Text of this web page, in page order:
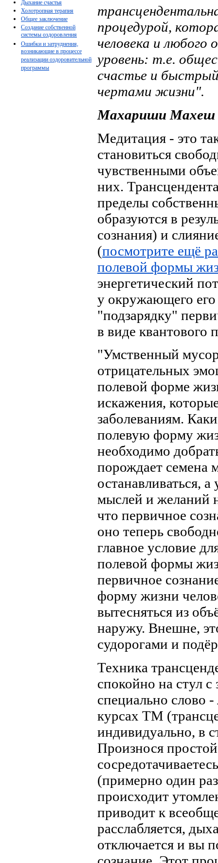
процедурой,
человека и
уровень: т.е.
счастье и
чертами жизни".
Махариши Махеш
Медитация - это
становиться
чувственными
них.
пределы
образуются в
сознания) и
(посмотрите ещё
полевой формы
энергетический
у окружающего его
"подзарядку"
в виде квантового
"Умственный
отрицательных
полевой форме
искажения,
заболеваниям.
полевую форму
необходимо
порождает семена
останавливаться,
мыслей и желаний
что первичное
оно теперь
главное условие
полевой формы
первичное
форму жизни
вытесняться из
наружу. Внешне,
судорогами и
Техника
спокойно на стул
специально слово -
курсах ТМ
индивидуально, в
Произнося
(примерно один
происходит
приводит к
расслабляется,
отключается и вы
Дыхание счастья
Холотропная терапия
Общее заключение
Создание собственной
системы оздоровления
Ошибки и затруднения,
возникающие в процессе
реализации оздоровительной
программы